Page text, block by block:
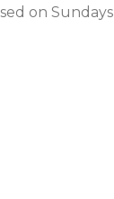
on Sundays